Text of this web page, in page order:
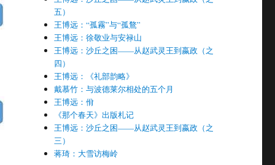
五）
王博远：“孤霧”与“孤鶩”
王博远：徐敬业与安禄山
王博远：沙丘之困——从赵武灵王到嬴政（之
四）
王博远：《礼部韵略》
戴慕竹：与波德莱尔相处的五个月
王博远：佾
《那个春天》出版札记
王博远：沙丘之困——从赵武灵王到嬴政（之
三）
蒋琦：大雪访梅岭